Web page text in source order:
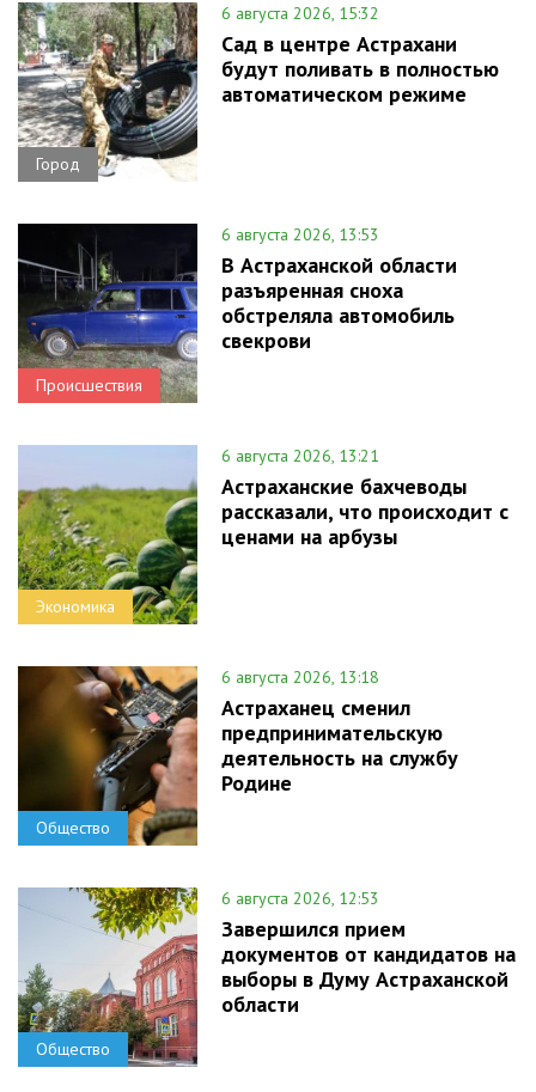
Город
6 августа 2026, 15:32
Сад в центре Астрахани
будут поливать в полностью
автоматическом режиме
Происшествия
6 августа 2026, 13:53
В Астраханской области
разъяренная сноха
обстреляла автомобиль
свекрови
Экономика
6 августа 2026, 13:21
Астраханские бахчеводы
рассказали, что происходит с
ценами на арбузы
Общество
6 августа 2026, 13:18
Астраханец сменил
предпринимательскую
деятельность на службу
Родине
Общество
6 августа 2026, 12:53
Завершился прием
документов от кандидатов на
выборы в Думу Астраханской
области